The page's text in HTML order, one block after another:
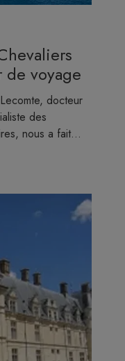
de voyage
docteur
des
nous a fait…